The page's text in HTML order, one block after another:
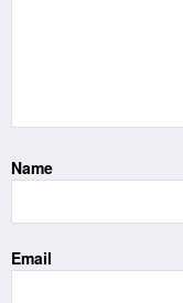
Name
Email